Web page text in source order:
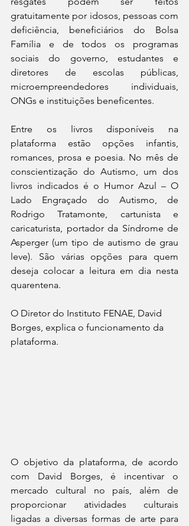
gratuitamente por idosos, pessoas com
deficiência, beneficiários do Bolsa
Família e de todos os programas
sociais do governo, estudantes e
diretores de escolas públicas,
microempreendedores individuais,
ONGs e instituições beneficentes.
Entre os livros disponíveis na
plataforma estão opções infantis,
romances, prosa e poesia. No mês de
conscientização do Autismo, um dos
livros indicados é o Humor Azul – O
Lado Engraçado do Autismo, de
Rodrigo Tratamonte, cartunista e
caricaturista, portador da Síndrome de
Asperger (um tipo de autismo de grau
leve). São várias opções para quem
deseja colocar a leitura em dia nesta
quarentena.
O Diretor do Instituto FENAE, David
Borges, explica o funcionamento da
plataforma.
O objetivo da plataforma, de acordo
com David Borges, é incentivar o
mercado cultural no país, além de
proporcionar atividades culturais
ligadas a diversas formas de arte para